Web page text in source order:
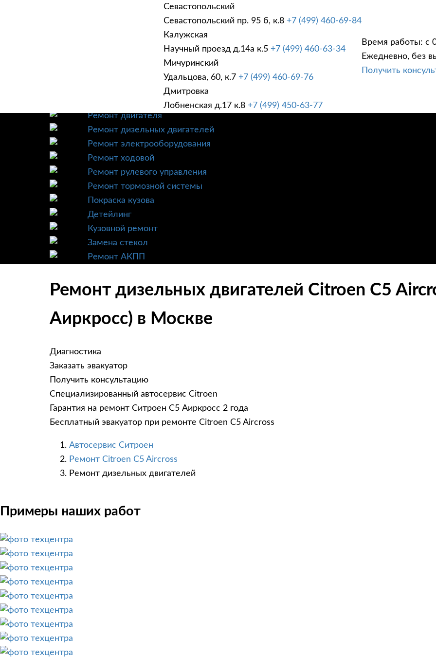
Севастопольский
Севастопольский пр. 95 б, к.8 +7 (499) 460-69-84
Калужская
Научный проезд д.14а к.5 +7 (499) 460-63-34
Мичуринский
Удальцова, 60, к.7 +7 (499) 460-69-76
Дмитровка
Лобненская д.17 к.8 +7 (499) 450-63-77
Время работы: с
Ежедневно, без
Получить
УСЛУГИ
Техническое обслуживание
Ремонт трансмиссии
Ремонт двигателя
Ремонт дизельных двигателей
Ремонт электрооборудования
Ремонт ходовой
Ремонт рулевого управления
Ремонт тормозной системы
Покраска кузова
Детейлинг
Кузовной ремонт
Замена стекол
Ремонт АКПП
Ремонт дизельных двигателей Citroen C5
Аиркросс) в Москве
Диагностика
Заказать эвакуатор
Получить консультацию
Специализированный автосервис Citroen
Гарантия на ремонт Ситроен С5 Аиркросс 2 года
Бесплатный эвакуатор при ремонте Citroen C5 Aircross
Автосервис Ситроен
Ремонт Citroen C5 Aircross
Ремонт дизельных двигателей
Примеры наших работ